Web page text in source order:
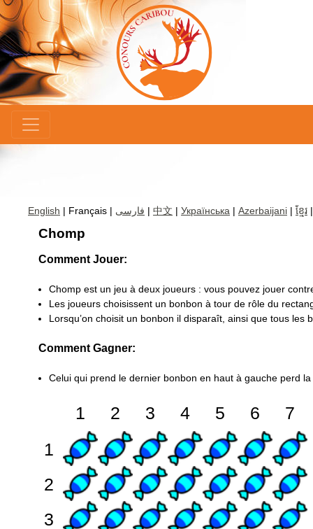
English | Français | فارسی | 中文 | Українська | Azerbaijani | ខ្មែរ
Chomp
Comment Jouer:
Chomp est un jeu à deux joueurs : vous pouvez jouer
Les joueurs choisissent un bonbon à tour de rôle du
Lorsqu’on choisit un bonbon il disparaît, ainsi que tous les
Comment Gagner:
Celui qui prend le dernier bonbon en haut à gauche perd